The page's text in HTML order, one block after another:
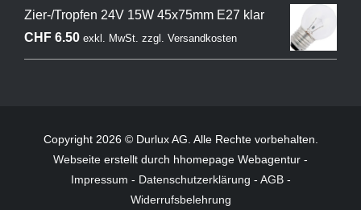
Zier-/Tropfen 24V 15W 45x75mm E27 klar
CHF6.50 exkl. MwSt. zzgl. Versandkosten
Copyright 2026 © Durlux AG. Alle Rechte vorbehalten.
Webseite erstellt durch hhomepage Webagentur -
Impressum - Datenschutzerklärung - AGB-
Widerrufsbelehrung